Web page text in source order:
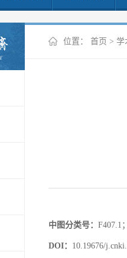
位置： 首页 > 学
中图分类号： F407.1
DOI： 10.19676/